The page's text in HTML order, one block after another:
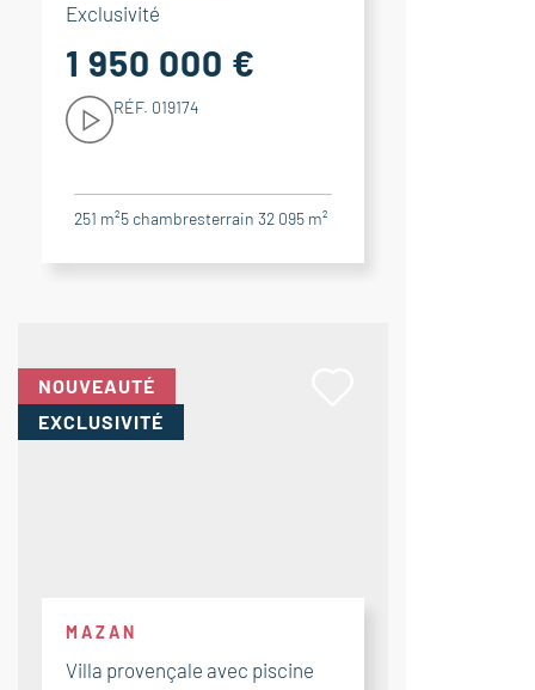
Exclusivité
1 950 000 €
RÉF. 019174
251 m²5 chambresterrain 32 095 m²
NOUVEAUTÉ
EXCLUSIVITÉ
MAZAN
Villa provençale avec piscine